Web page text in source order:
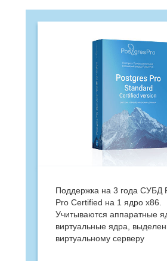
Поддержка на 3 года СУБД
Pro Certified на 1 ядро х86.
Учитываются аппаратные
виртуальные ядра,
виртуальному серверу